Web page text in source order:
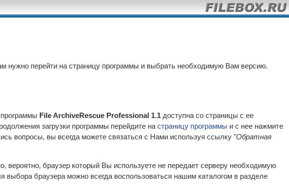
нужно перейти на страницу программы и выбрать необходимую Вам версию.
File ArchiveRescue Professional 1.1 доступна со страницы с ее
загрузки программы перейдите на страницу программы и с нее нажмите
вопросы, вы всегда можете связаться с Нами используя ссылку "Обратная
вероятно, браузер который Вы используете не передает серверу необходимую
браузера можно всегда воспользоваться нашим каталогом в разделе